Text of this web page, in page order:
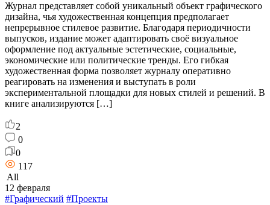
Журнал представляет собой уникальный объект графического
дизайна, чья художественная концепция предполагает
непрерывное стилевое развитие. Благодаря периодичности
выпусков, издание может адаптировать своё визуальное
оформление под актуальные эстетические, социальные,
экономические или политические тренды. Его гибкая
художественная форма позволяет журналу оперативно
реагировать на изменения и выступать в роли
экспериментальной площадки для новых стилей и решений. В
книге анализируются […]
2
0
0
117
All
12 февраля
#Графический #Проекты